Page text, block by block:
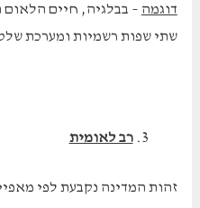
דוגמה – בבלגיה, חיים הלאום
שתי שפות רשמיות ומערכת
רב לאומית
זהות המדינה נקבעת לפי